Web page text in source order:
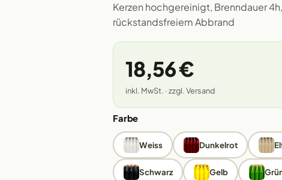
Kerzen hochgereinigt, Brenndauer
rückstandsfreiem Abbrand
18,56 €
inkl. MwSt. · zzgl. Versand
Farbe
Weiss Dunkelrot
Schwarz Gelb